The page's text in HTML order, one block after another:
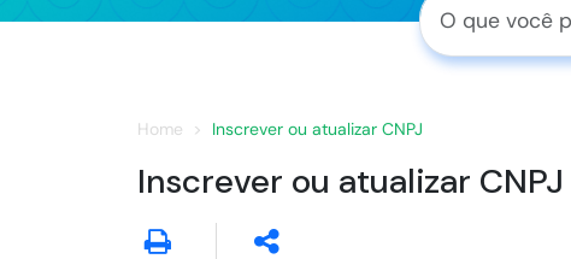
Home Inscrever ou atualizar CNPJ
Inscrever ou atualizar CNPJ